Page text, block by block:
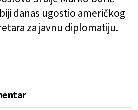
danas ugostio američkog
za javnu diplomatiju.